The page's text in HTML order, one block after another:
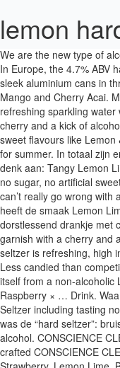
lemon
We are the new type of alcoholic drink. Hard Seltzer aus der Schweiz. In Europe, the 4.7% ABV hard seltzer brand will be available in 330ml sleek aluminium cans in three flavors: Tangy Lemon Lime, Tropical Mango and Cherry Acai. Mike's Hard Seltzer is a low calories, refreshing sparkling water with a hint of natural lemon, lime or black cherry and a kick of alcohol. The Asahi-backed brand has a host of sweet flavours like Lemon & Lime and Raspberry to get you geared up for summer. In totaal zijn er drie smaakvarianten van de hard seltzer, denk aan: Tangy Lemon Lime, Tropical Mango en Cherry Acai. With no sugar, no artificial sweeteners and only 85 calories per can, you can’t really go wrong with a Good Tides hard seltzer. De hard seltzer heeft de smaak Lemon Lime en is een heerlijk verfrissend en dorstlessend drankje met citrus smaak en een heel klein bittertje. We garnish with a cherry and a lemon wheel, of course. This Kever Hard seltzer is refreshing, high in flavor and makes you thirsty for more. Less candied than competitors, but still boozy enough to distinguish itself from a non-alcoholic LaCroix. But we take it a few steps further. Raspberry × … Drink. Waarom? Read our review of Truly Lemon Hard Seltzer including tasting notes, price and more. Zero Sugar. En daar was de “hard seltzer”: bruiswater, ongezoet fruitaroma en 4,5% alcohol. CONSCIENCE CLEAR® TAKE FIVE Hard Seltzers are always crafted CONSCIENCE CLEAR®. 1. Add. Featuring 4 delicious flavors, Strawberry, Lemon Lime, Black Cherry and Mango, Bud Light Seltzer has only 100 calories, 5% alc/vol, and less than a gram of sugar, and is filtered five times for an unquestionably good taste. Trend: hard seltzer: een soort cocktail van bruiswater, alcohol en fruitsmaak Bron: STËLZ. Mango. Even the alcohol comes from fruit, not sugar. Netto Inhoud. "Topo Chico Cherry Acai viel zéér goed in de smaak bij de Glamour-redactie tijdens onze wekelijkse online vrijmibo. PYKE Hard Seltzer with a hint of lemon. Alcoholische, koolzuurhoudende drank met een vleugje natuurlijke citroensmaak. The brand also offers pineapple and clementine flavors in … 12x355ml Ingredienten. Ineens vliegt de term ‘hard seltzer’ je om de oren. Each flavor is gluten-free, has 96 calories and two grams of sugar. “Perfect om deze zomer op de boot of in het park met je vrienden op 1,5 meter afstand te drinken”, grapt Sebastian. The result is a hard seltzer that everyone can feel good about. Classic Variety Pack. Simply refreshing and great tasting. 39 60. add. De drie smaken van de Topo Chico Hard Seltzer zijn Tangy Lemon Lime, Tropical Mango en Cherry Acai. We set out to craft an authentic, natural hard seltzer. The drink will initially be available in select cities in Latin America. We fermenteren en distilleren onze biologische ingrediënten zorgvuldig om onze pure, unieke en authentieke smaak te krijgen. Hard Seltzer: Alcoholic Sparkling Water It's really that simple: Water, Alcohol, Bubbles and a hint of natural lemon, lime or black cherry. favorite_border Toevoegen aan mijn lijst Vragen over dit product of de levering? With only ingredients from the supermarket, we brew a Lemon flavored Hard Seltzer. Bruys is een Hard Seltzer van zuiver bruiswater met natuurlijke fruitextracten en 5% alcohol, gebrouwen met champagnegist. Good Tides. Hard seltzer is een succes in de Verenigde Staten, maar ook in Nederland komen steeds meer producten met een versie van het drankje op de markt. OLA (OH-LAH) N. LIFE, HEALTH, WELL-BEING. Light and with no artificial sweeteners Stop taking yourself too seriously, grab a Mike's and enjoy. N/A IBU (3.76) 196 Ratings Added 06/22/20 . Obviously , wordt hard seltzer gezien als